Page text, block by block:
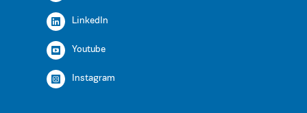
LinkedIn
Youtube
Instagram